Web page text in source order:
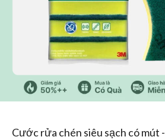
/5
Cước rửa chén siêu sạch có mút